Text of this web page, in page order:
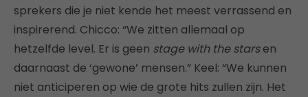
sprekers die je niet kende het meest verrassend en
inspirerend. Chicco: “We zitten allemaal op
hetzelfde level. Er is geen stage with the starsen
daarnaast de ‘gewone’ mensen.” Keel: “We kunnen
niet anticiperen op wie de grote hits zullen zijn. Het